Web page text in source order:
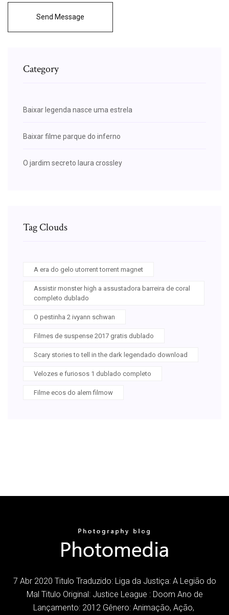
Send Message
Category
Baixar legenda nasce uma estrela
Baixar filme parque do inferno
O jardim secreto laura crossley
Tag Clouds
A era do gelo utorrent torrent magnet
Assistir monster high a assustadora barreira de coral
completo dublado
O pestinha 2 ivyann schwan
Filmes de suspense 2017 gratis dublado
Scary stories to tell in the dark legendado download
Velozes e furiosos 1 dublado completo
Filme ecos do alem filmow
7 Abr 2020 Titulo Traduzido: Liga da Justiça: A Legião do
Mal Titulo Original: Justice League : Doom Ano de
Lançamento: 2012 Gênero: Animação, Ação,